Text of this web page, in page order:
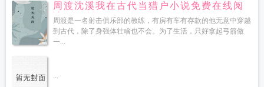
周渡沈溪我在古代当猎户小说免费在线阅
读
周渡是一名射击俱乐部的教练，有房有车有存款的他无意中穿越
到古代，除了身强体壮啥也不会。为了生活，只好拿起弓箭做
一...
...